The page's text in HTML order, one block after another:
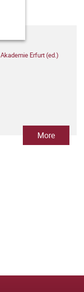
Akademie Erfurt (ed.)
More